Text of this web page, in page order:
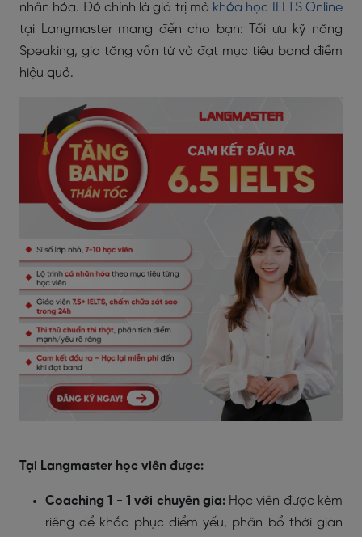
nhân hóa. Đó chính là giá trị mà khóa học IELTS Online
tại Langmaster mang đến cho bạn: Tối ưu kỹ năng
Speaking, gia tăng vốn từ và đạt mục tiêu band điểm
hiệu quả.
Tại Langmaster học viên được:
Coaching 1 - 1 với chuyên gia: Học viên được kèm
riêng để khắc phục điểm yếu, phân bổ thời gian